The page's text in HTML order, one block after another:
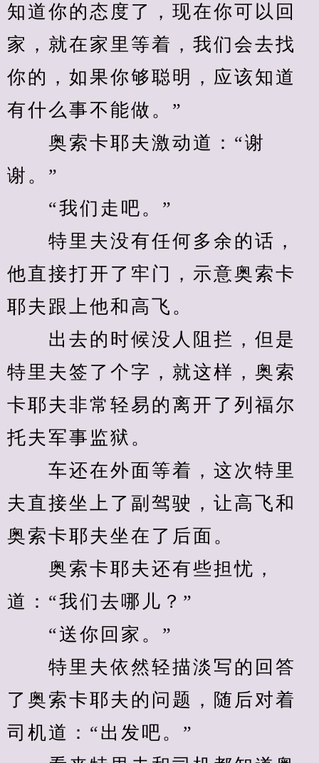
知道你的态度了，现在你可以回
家，就在家里等着，我们会去找
你的，如果你够聪明，应该知道
有什么事不能做。”
奥索卡耶夫激动道：“谢
谢。”
“我们走吧。”
特里夫没有任何多余的话，
他直接打开了牢门，示意奥索卡
耶夫跟上他和高飞。
出去的时候没人阻拦，但是
特里夫签了个字，就这样，奥索
卡耶夫非常轻易的离开了列福尔
托夫军事监狱。
车还在外面等着，这次特里
夫直接坐上了副驾驶，让高飞和
奥索卡耶夫坐在了后面。
奥索卡耶夫还有些担忧，
道：“我们去哪儿？”
“送你回家。”
特里夫依然轻描淡写的回答
了奥索卡耶夫的问题，随后对着
司机道：“出发吧。”